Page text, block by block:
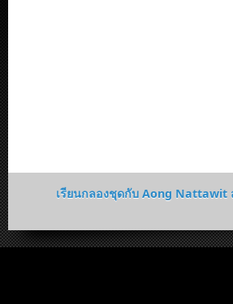
เรียนกลองชุดกับ Aong Nattawit